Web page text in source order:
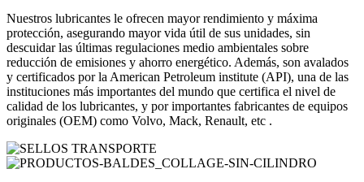
Nuestros lubricantes le ofrecen mayor rendimiento y máxima
protección, asegurando mayor vida útil de sus unidades, sin
descuidar las últimas regulaciones medio ambientales sobre
reducción de emisiones y ahorro energético. Además, son avalados
y certificados por la American Petroleum institute (API), una de las
instituciones más importantes del mundo que certifica el nivel de
calidad de los lubricantes, y por importantes fabricantes de equipos
originales (OEM) como Volvo, Mack, Renault, etc .